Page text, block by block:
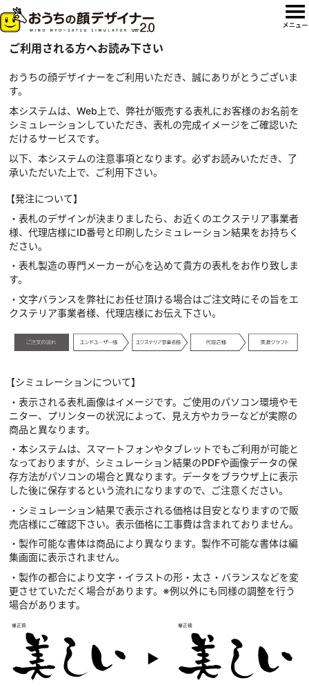
ご利用される方へお読み下さい
おうちの顔デザイナーをご利用いただき、誠にありがとうございま
す。
本システムは、Web上で、弊社が販売する表札にお客様のお名前を
シミュレーションしていただき、表札の完成イメージをご確認いた
だけるサービスです。
以下、本システムの注意事項となります。必ずお読みいただき、了
承いただいた上で、ご利用下さい。
【発注について】
・表札のデザインが決まりましたら、お近くのエクステリア事業者
様、代理店様にID番号と印刷したシミュレーション結果をお持ちく
ださい。
・表札製造の専門メーカーが心を込めて貴方の表札をお作り致しま
す。
・文字バランスを弊社にお任せ頂ける場合はご注文時にその旨をエ
クステリア事業者様、代理店様にお伝え下さい。
【シミュレーションについて】
・表示される表札画像はイメージです。ご使用のパソコン環境やモ
ニター、プリンターの状況によって、見え方やカラーなどが実際の
商品と異なります。
・本システムは、スマートフォンやタブレットでもご利用が可能と
なっておりますが、シミュレーション結果のPDFや画像データの保
存方法がパソコンの場合と異なります。データをブラウザ上に表示
した後に保存するという流れになりますので、ご注意ください。
・シミュレーション結果で表示される価格は目安となりますので販
売店様にご確認下さい。表示価格に工事費は含まれておりません。
・製作可能な書体は商品により異なります。製作不可能な書体は編
集画面に表示されません。
・製作の都合により文字・イラストの形・太さ・バランスなどを変
更させていただく場合があります。※例以外にも同様の調整を行う
場合があります。